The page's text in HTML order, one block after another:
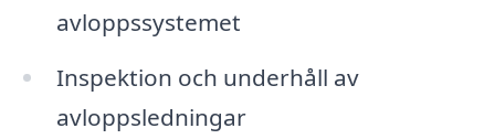
avloppssystemet
Inspektion och underhåll av
avloppsledningar